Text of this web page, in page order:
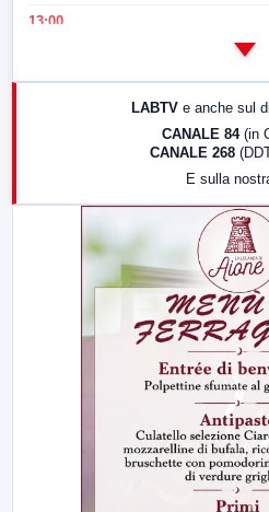
13:00
LABTV e anche sul
CANALE 84 (in
CANALE 268
E sulla